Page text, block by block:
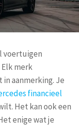
voertuigen
Elk merk
aanmerking. Je
financieel
Het kan ook een
enige wat je